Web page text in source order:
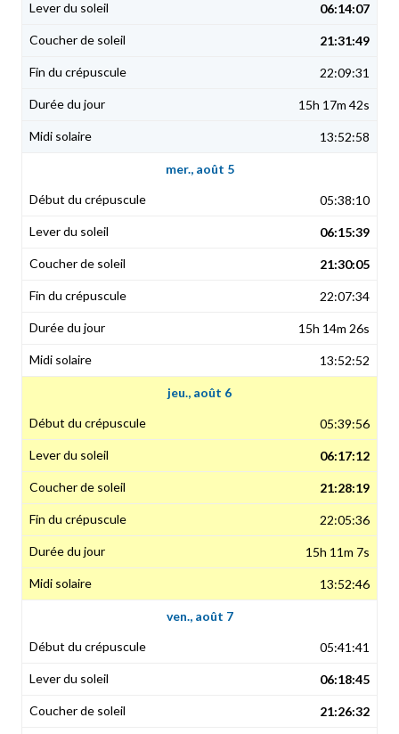
06:14:07
21:31:49
22:09:31
15h 17m 42s
13:52:58
mer., août 5
05:38:10
06:15:39
21:30:05
22:07:34
15h 14m 26s
13:52:52
jeu., août 6
05:39:56
06:17:12
21:28:19
22:05:36
15h 11m 7s
13:52:46
ven., août 7
05:41:41
06:18:45
21:26:32